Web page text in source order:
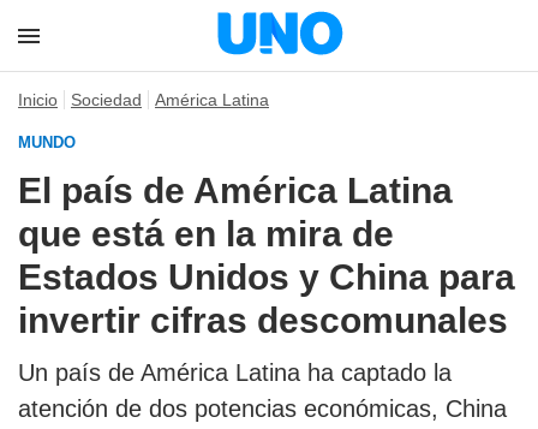
Inicio Sociedad América Latina
MUNDO
El país de América Latina
que está en la mira de
Estados Unidos y China para
invertir cifras descomunales
Un país de América Latina ha captado la
atención de dos potencias económicas, China